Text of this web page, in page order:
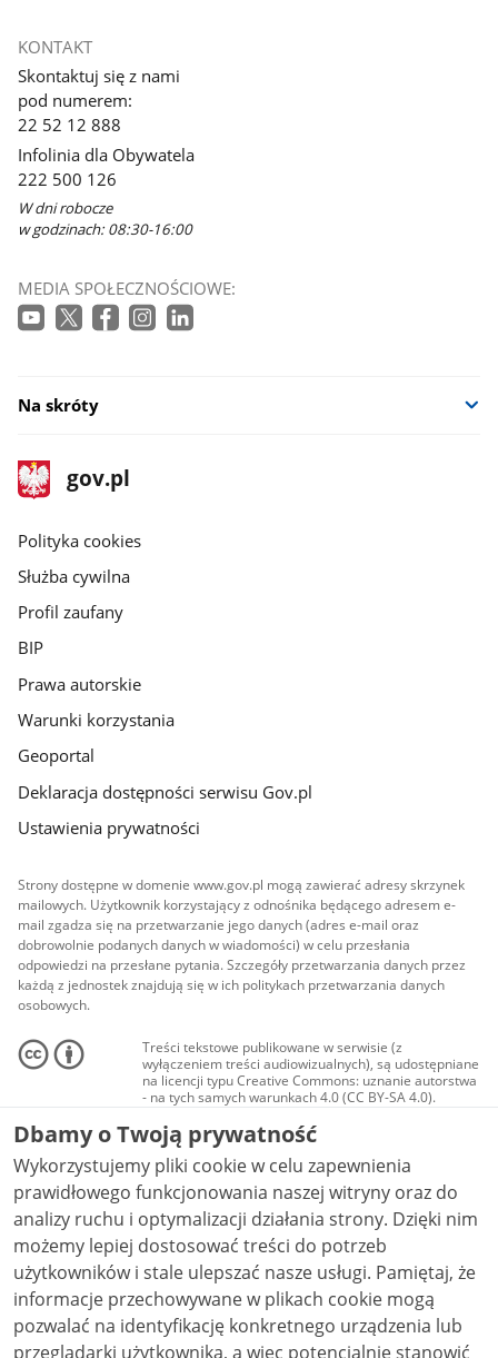
KONTAKT
Skontaktuj się z nami
pod numerem:
22 52 12 888
Infolinia dla Obywatela
222 500 126
W dni robocze
w godzinach: 08:30-16:00
MEDIA SPOŁECZNOŚCIOWE:
Na skróty
stopka
gov.pl
Strona
gov.pl
gov.pl
Polityka cookies
Służba cywilna
Profil zaufany
BIP
Prawa autorskie
Warunki korzystania
Geoportal
Deklaracja dostępności serwisu Gov.pl
Ustawienia prywatności
Strony dostępne w domenie www.gov.pl mogą zawierać adresy skrzynek
mailowych. Użytkownik korzystający z odnośnika będącego adresem e-
mail zgadza się na przetwarzanie jego danych (adres e-mail oraz
dobrowolnie podanych danych w wiadomości) w celu przesłania
odpowiedzi na przesłane pytania. Szczegóły przetwarzania danych przez
każdą z jednostek znajdują się w ich politykach przetwarzania danych
osobowych.
Treści tekstowe publikowane w serwisie (z
wyłączeniem treści audiowizualnych), są udostępniane
na licencji typu Creative Commons: uznanie autorstwa
- na tych samych warunkach 4.0 (CC BY-SA 4.0).
Materiały audiowizualne, w tym zdjęcia, materiały
audio i wideo, są udostępniane na licencji typu
Creative Commons: uznanie autorstwa użycie
niekomercyjne - bez utworów zależnych 4.0 (CC BY-
NC-ND 4.0), o ile nie jest to stwierdzone inaczej.
Dbamy o Twoją prywatność
Wykorzystujemy pliki cookie w celu zapewnienia
prawidłowego funkcjonowania naszej witryny oraz do
analizy ruchu i optymalizacji działania strony. Dzięki nim
możemy lepiej dostosować treści do potrzeb
użytkowników i stale ulepszać nasze usługi. Pamiętaj, że
informacje przechowywane w plikach cookie mogą
pozwalać na identyfikację konkretnego urządzenia lub
przeglądarki użytkownika, a więc potencjalnie stanowić